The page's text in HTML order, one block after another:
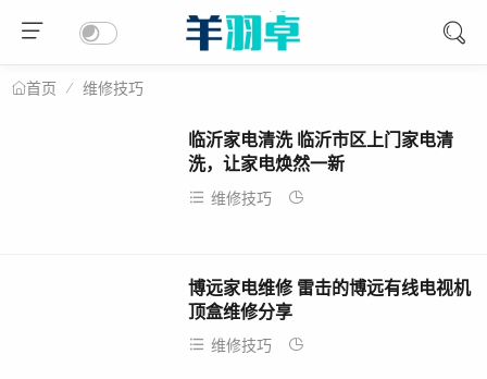
首页 维修技巧
临沂家电清洗 临沂市区上门家电清
洗，让家电焕然一新
维修技巧
博远家电维修 雷击的博远有线电视机
顶盒维修分享
维修技巧